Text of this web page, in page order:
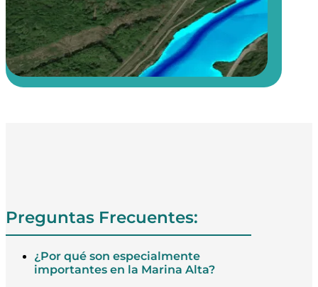
Preguntas Frecuentes:
¿Por qué son especialmente
importantes en la Marina Alta?